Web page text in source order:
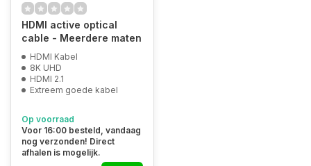
HDMI active optical
cable - Meerdere maten
HDMI Kabel
8K UHD
HDMI 2.1
Extreem goede kabel
Op voorraad
Voor 16:00 besteld, vandaag
nog verzonden! Direct
afhalen is mogelijk.